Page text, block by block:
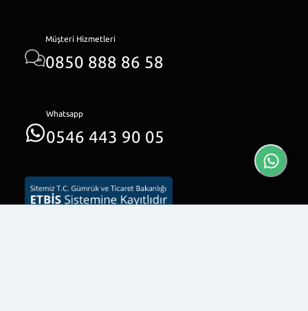
Müşteri Hizmetleri
0850 888 86 58
Whatsapp
0546 443 90 05